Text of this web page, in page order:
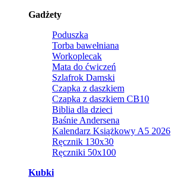
Gadżety
Poduszka
Torba bawełniana
Workoplecak
Mata do ćwiczeń
Szlafrok Damski
Czapka z daszkiem
Czapka z daszkiem CB10
Biblia dla dzieci
Baśnie Andersena
Kalendarz Książkowy A5 2026
Ręcznik 130x30
Ręczniki 50x100
Kubki